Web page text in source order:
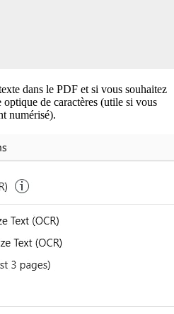
dans le PDF et si vous souhaitez
optique de caractères (utile si vous
numérisé).